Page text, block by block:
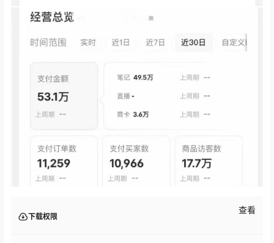
下载权限
查看